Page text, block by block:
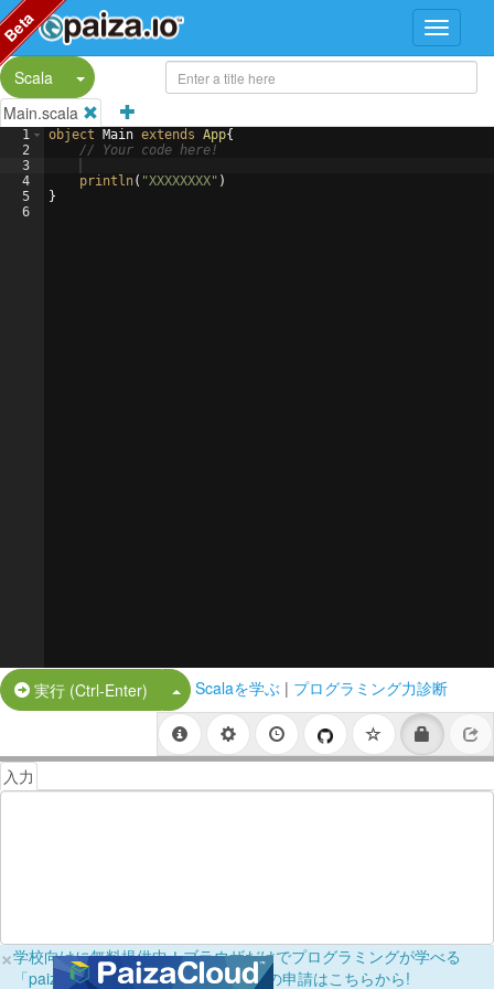
Scala
Split Button!
Main.scala
1
2
3
4
5
6
object Main extends App{
// Your code here!
println( "XXXXXXXX" )
}
実行 (Ctrl-Enter) Split Button!
Scalaを学ぶ | プログラミング力診断
入力
×学校向けに無料提供中！ブラウザだけでプログラミングが学べる
「paizaラーニング学校フリーパス」の申請はこちらから!